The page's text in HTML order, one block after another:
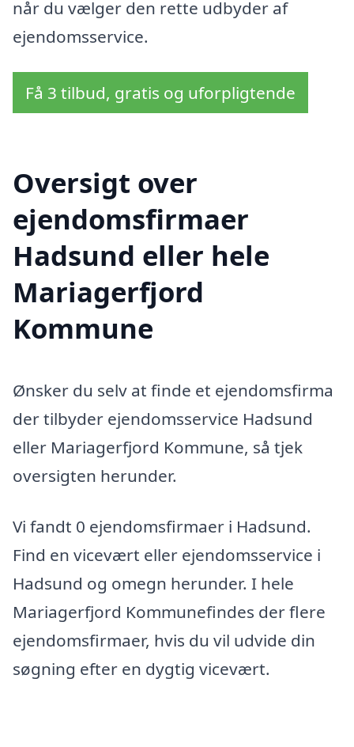
når du vælger den rette udbyder af
ejendomsservice.
Få 3 tilbud, gratis og uforpligtende
Oversigt over
ejendomsfirmaer
Hadsund eller hele
Mariagerfjord
Kommune
Ønsker du selv at finde et ejendomsfirma
der tilbyder ejendomsservice Hadsund
eller Mariagerfjord Kommune, så tjek
oversigten herunder.
Vi fandt 0 ejendomsfirmaer i Hadsund.
Find en vicevært eller ejendomsservice i
Hadsund og omegn herunder. I hele
Mariagerfjord Kommunefindes der flere
ejendomsfirmaer, hvis du vil udvide din
søgning efter en dygtig vicevært.